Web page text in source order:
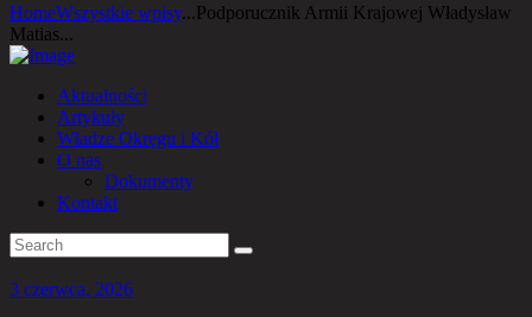
HomeWszystkie wpisy...Podporucznik Armii Krajowej Władysław
Matias...
Aktualności
Artykuły
Władze Okręgu i Kół
O nas
Dokumenty
Kontakt
3 czerwca, 2026